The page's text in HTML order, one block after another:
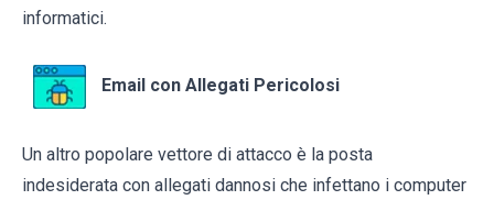
informatici.
Email con Allegati Pericolosi
Un altro popolare vettore di attacco è la posta
indesiderata con allegati dannosi che infettano i computer